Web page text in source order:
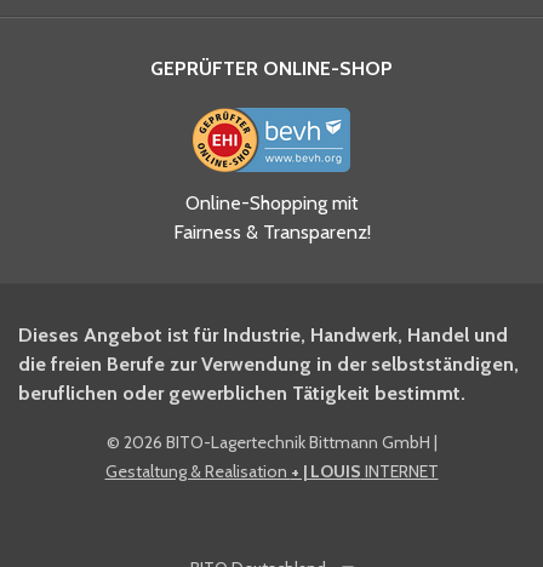
Ja, ich habe die
Datenschutzhinweise gelesen
und akzeptiere diese.
BITO Newsletter Fachwissen
Intralogistiker anmelden.
Ja, ich möchte mich für den
BITO Shop-Newsletter
GEPRÜFTER ONLINE-SHOP
Online-Shopping mit
Fairness & Transparenz!
Dieses Angebot ist für Industrie, Handwerk, Handel und
die freien Berufe zur Verwendung in der selbstständigen,
beruflichen oder gewerblichen Tätigkeit bestimmt.
© 2026 BITO-Lagertechnik Bittmann GmbH |
Gestaltung & Realisation + | LOUIS INTERNET